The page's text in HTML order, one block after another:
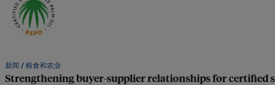
新闻 /粮食和农业
Strengthening buyer-supplier relationships for certified